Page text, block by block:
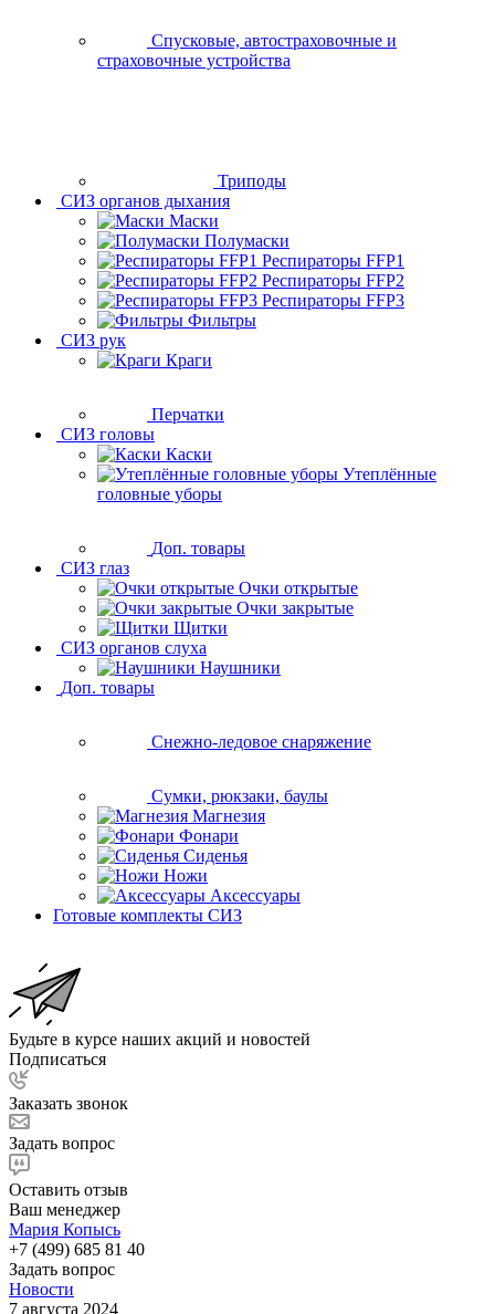
Спусковые, автостраховочные и
страховочные устройства
Триподы
СИЗ органов дыхания
Маски
Полумаски
Респираторы FFP1
Респираторы FFP2
Респираторы FFP3
Фильтры
СИЗ рук
Краги
Перчатки
СИЗ головы
Каски
Утеплённые
головные уборы
Доп. товары
СИЗ глаз
Очки открытые
Очки закрытые
Щитки
СИЗ органов слуха
Наушники
Доп. товары
Снежно-ледовое снаряжение
Сумки, рюкзаки, баулы
Магнезия
Фонари
Сиденья
Ножи
Аксессуары
Готовые комплекты СИЗ
Будьте в курсе наших акций и новостей
Подписаться
Заказать звонок
Задать вопрос
Оставить отзыв
Ваш менеджер
Мария Копысь
+7 (499) 685 81 40
Задать вопрос
Новости
7 августа 2024